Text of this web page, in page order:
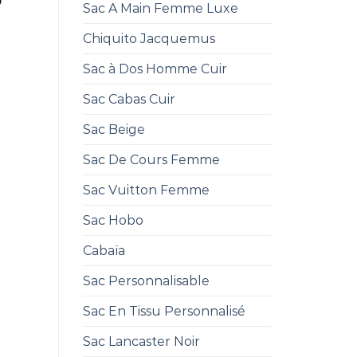
Sac A Main Femme Luxe
Chiquito Jacquemus
Sac à Dos Homme Cuir
Sac Cabas Cuir
Sac Beige
Sac De Cours Femme
Sac Vuitton Femme
Sac Hobo
Cabaïa
Sac Personnalisable
Sac En Tissu Personnalisé
Sac Lancaster Noir